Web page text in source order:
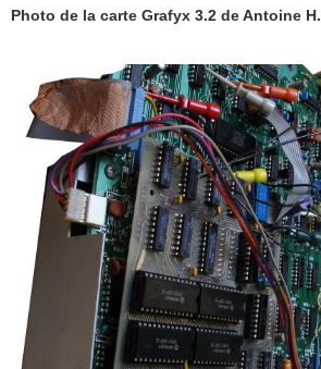
Photo de la carte Grafyx 3.2 de Antoine H.